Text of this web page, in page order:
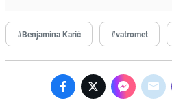
#Benjamina Karić #vatromet